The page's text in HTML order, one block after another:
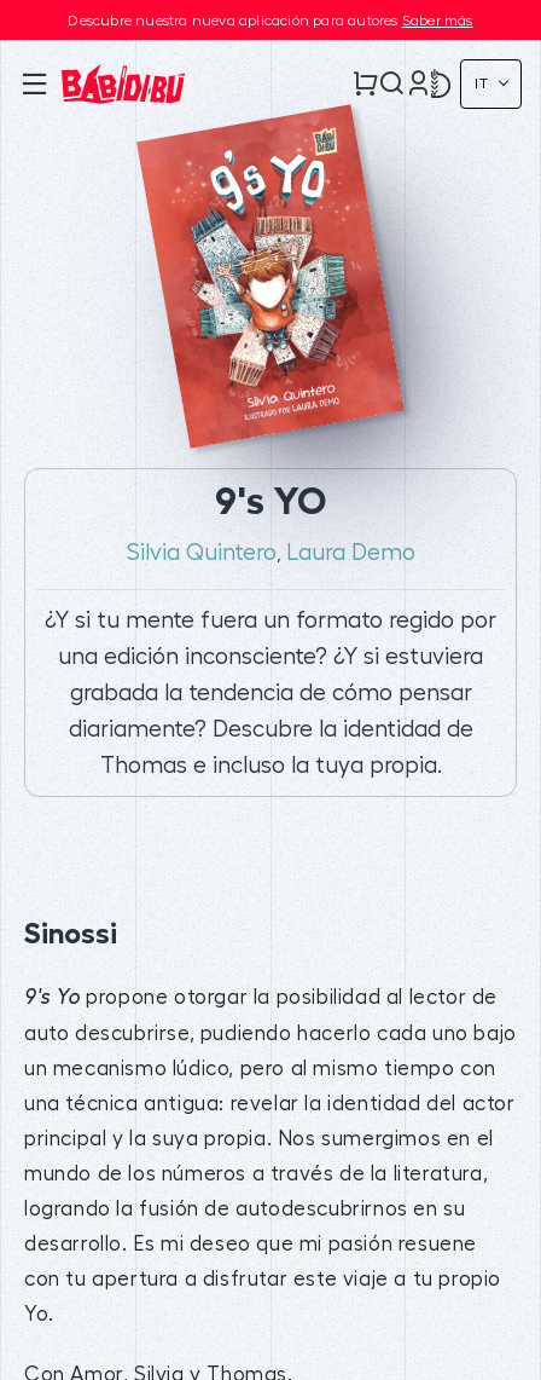
Descubre nuestra nueva aplicación para autores Saber más
IT
9's YO
Silvia Quintero Laura Demo
¿Y si tu mente fuera un formato regido por
una edición inconsciente? ¿Y si estuviera
grabada la tendencia de cómo pensar
diariamente? Descubre la identidad de
Thomas e incluso la tuya propia.
Sinossi
9's Yo propone otorgar la posibilidad al lector de
auto descubrirse, pudiendo hacerlo cada uno bajo
un mecanismo lúdico, pero al mismo tiempo con
una técnica antigua: revelar la identidad del actor
principal y la suya propia. Nos sumergimos en el
mundo de los números a través de la literatura,
logrando la fusión de autodescubrirnos en su
desarrollo. Es mi deseo que mi pasión resuene
con tu apertura a disfrutar este viaje a tu propio
Yo.
Con Amor, Silvia y Thomas.